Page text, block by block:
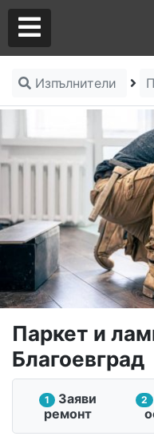
Изпълнители
Паркет и
Благоевград
1
Заяви
ремонт
2
Аз съм майстор
Търся майстор